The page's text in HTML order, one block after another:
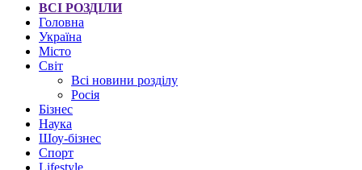
ВСІ РОЗДІЛИ
Головна
Україна
Місто
Світ
Всі новини розділу
Росія
Бізнес
Наука
Шоу-бізнес
Спорт
Lifestyle